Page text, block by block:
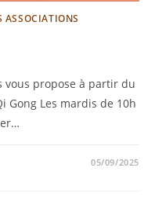
ASSOCIATIONS
vous propose à partir du
Gong Les mardis de 10h
05/09/2025